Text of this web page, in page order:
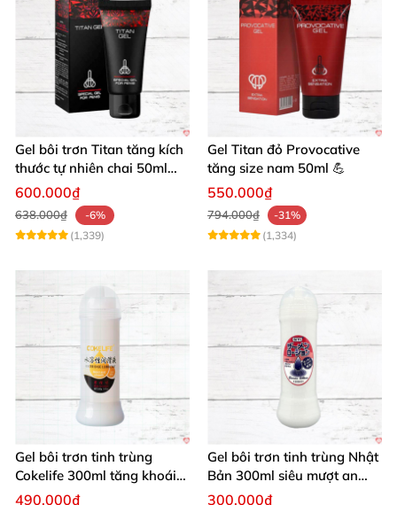
Gel bôi trơn Titan tăng kích
thước tự nhiên chai 50ml
siêu mạnh
600.000₫
638.000₫
-6%
(1,339)
Gel Titan đỏ Provocative
tăng size nam 50ml 💪
550.000₫
794.000₫
-31%
(1,334)
Gel bôi trơn tinh trùng
Cokelife 300ml tăng khoái
cảm, an toàn
490.000₫
Gel bôi trơn tinh trùng Nhật
Bản 300ml siêu mượt an
toàn cho yêu
300.000₫